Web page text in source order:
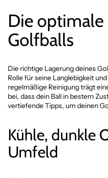
Die optimale
Golfballs
Die richtige Lagerung deines
Rolle für seine Langlebigkeit
regelmäßige Reinigung trägt
bei, dass dein Ball in bestem
vertiefende Tipps, um deinen
Kühle, dunkle
Umfeld